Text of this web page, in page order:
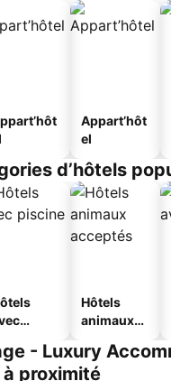
Appart’hôt
el
d’hôtels
Hôtels
animaux
- Luxury
proximité